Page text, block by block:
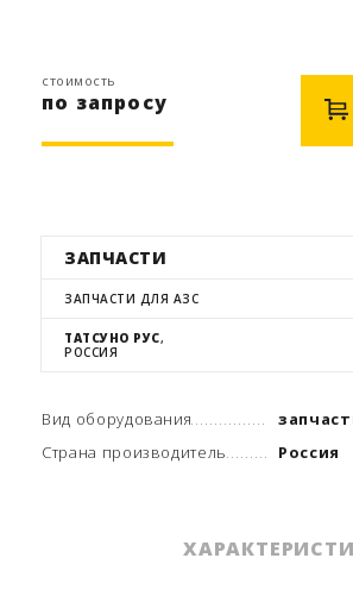
стоимость
по запросу
ЗАПЧАСТИ
ЗАПЧАСТИ ДЛЯ АЗС
ТАТСУНО РУС,
РОССИЯ
Вид оборудования
Страна производитель
Россия